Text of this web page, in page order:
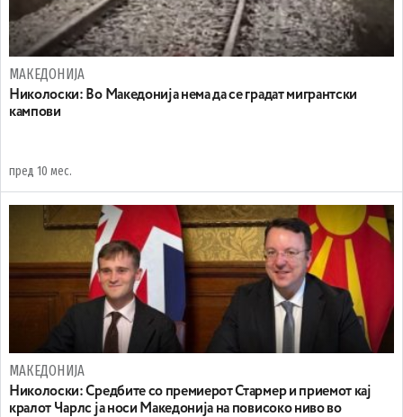
МАКЕДОНИЈА
Николоски: Во Македонија нема да се градат мигрантски
кампови
пред 10 мес.
МАКЕДОНИЈА
Николоски: Средбите со премиерот Стармер и приемот кај
кралот Чарлс ја носи Македонија на повисоко ниво во